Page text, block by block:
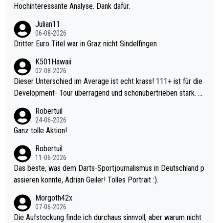
Hochinteressante Analyse. Dank dafür.
Julian11
06-08-2026
Dritter Euro Titel war in Graz nicht Sindelfingen
K501Hawaii
02-08-2026
Dieser Unterschied im Average ist echt krass! 111+ ist für die
Development- Tour überragend und schonübertrieben stark. U
mal 40+ erst recht. Da gewinnst keinen Blumentopf - ist ja noc
h krasser wie ein Pokalspiel eines Kreisligisten vs einem Bund
Robertuil
24-06-2026
Ganz tolle Aktion!
Robertuil
11-06-2026
Das beste, was dem Darts-Sportjournalismus in Deutschland p
assieren konnte, Adrian Geiler! Tolles Portrait :).
Morgoth42x
07-06-2026
Die Aufstockung finde ich durchaus sinnvoll, aber warum nicht